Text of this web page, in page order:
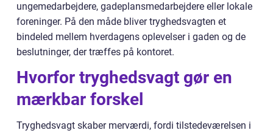
ungemedarbejdere, gadeplansmedarbejdere eller lokale
foreninger. På den måde bliver tryghedsvagten et
bindeled mellem hverdagens oplevelser i gaden og de
beslutninger, der træffes på kontoret.
Hvorfor tryghedsvagt gør en
mærkbar forskel
Tryghedsvagt skaber merværdi, fordi tilstedeværelsen i